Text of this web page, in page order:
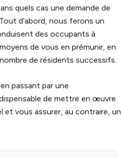
quels cas une demande de
d’abord, nous ferons un
des occupants à
de vous en prémunir, en
de résidents successifs.
passant par une
de mettre en œuvre
vous assurer, au contraire, un